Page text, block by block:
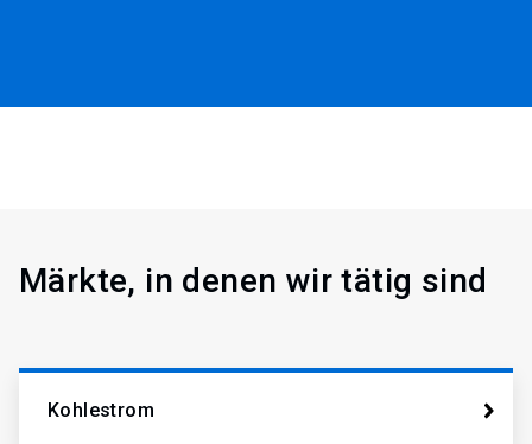
Märkte, in denen wir tätig sind
Kohlestrom